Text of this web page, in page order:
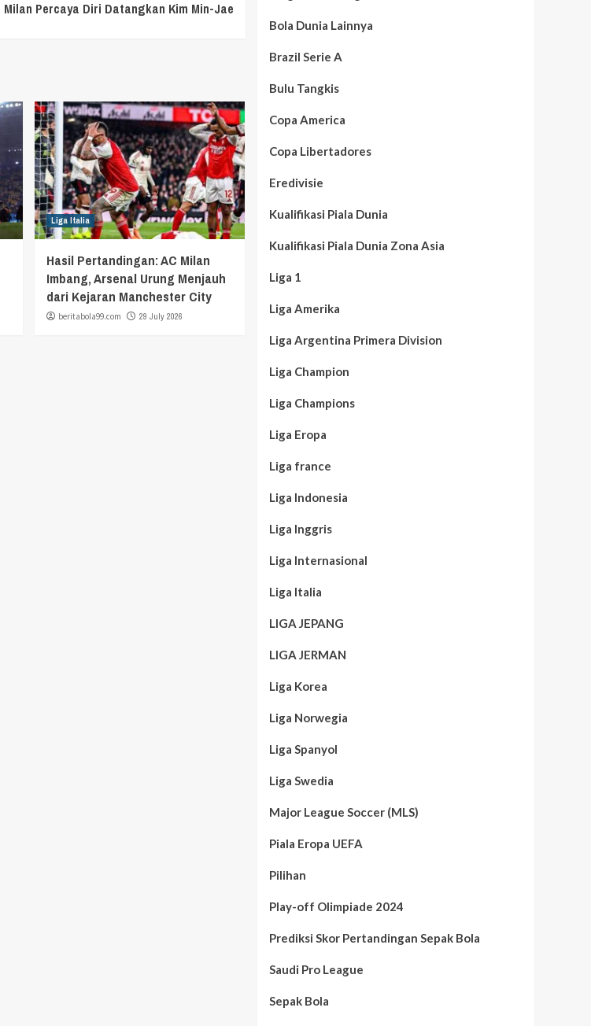
Milan Percaya Diri Datangkan Kim Min-Jae
Liga Italia
Hasil Pertandingan: AC Milan
Imbang, Arsenal Urung Menjauh
dari Kejaran Manchester City
beritabola99.com 29 July 2026
Bola Dunia Lainnya
Brazil Serie A
Bulu Tangkis
Copa America
Copa Libertadores
Eredivisie
Kualifikasi Piala Dunia
Kualifikasi Piala Dunia Zona Asia
Liga 1
Liga Amerika
Liga Argentina Primera Division
Liga Champion
Liga Champions
Liga Eropa
Liga france
Liga Indonesia
Liga Inggris
Liga Internasional
Liga Italia
LIGA JEPANG
LIGA JERMAN
Liga Korea
Liga Norwegia
Liga Spanyol
Liga Swedia
Major League Soccer (MLS)
Piala Eropa UEFA
Pilihan
Play-off Olimpiade 2024
Prediksi Skor Pertandingan Sepak Bola
Saudi Pro League
Sepak Bola